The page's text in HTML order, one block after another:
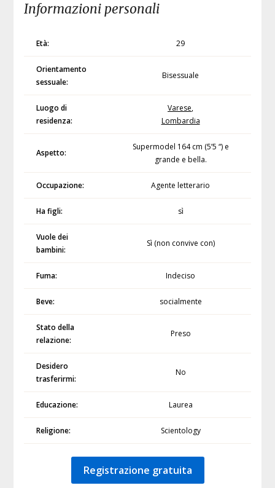
Informazioni personali
Età: 29
Orientamento
sessuale:
Bisessuale
Luogo di
residenza:
Varese,
Lombardia
Aspetto:
Supermodel 164 cm (5’5 “) e
grande e bella.
Occupazione: Agente letterario
Ha figli: sì
Vuole dei
bambini:
Sì (non convive con)
Fuma: Indeciso
Beve: socialmente
Stato della
relazione:
Preso
Desidero
trasferirmi:
No
Educazione: Laurea
Religione: Scientology
Registrazione gratuita